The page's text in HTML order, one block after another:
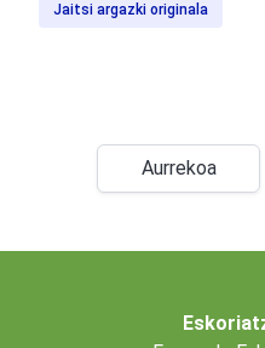
Jaitsi argazki originala
Aurrekoa